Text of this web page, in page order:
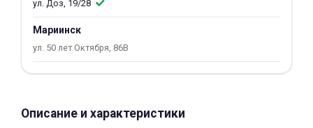
ул. Доз, 19/28
Мариинск
ул. 50 лет Октября, 86В
Описание и характеристики